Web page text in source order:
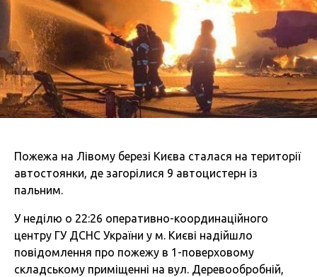
Пожежа на Лівому березі Києва сталася на території
автостоянки, де загорілися 9 автоцистерн із
пальним.
У неділю о 22:26 оперативно-координаційного
центру ГУ ДСНС України у м. Києві надійшло
повідомлення про пожежу в 1-поверховому
складському приміщенні на вул. Деревообробній,